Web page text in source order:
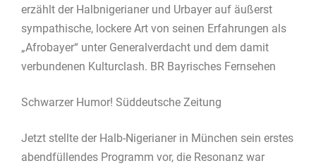
erzählt der Halbnigerianer und Urbayer auf äußerst
sympathische, lockere Art von seinen Erfahrungen als
„Afrobayer“ unter Generalverdacht und dem damit
verbundenen Kulturclash. BR Bayrisches Fernsehen
Schwarzer Humor! Süddeutsche Zeitung
Jetzt stellte der Halb-Nigerianer in München sein erstes
abendfüllendes Programm vor, die Resonanz war